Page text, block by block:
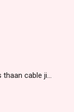
cable ji...